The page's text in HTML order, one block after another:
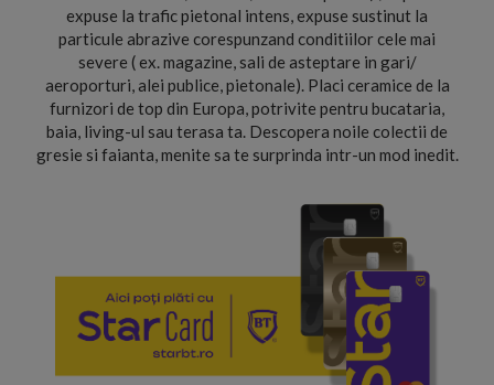
expuse la trafic pietonal intens, expuse sustinut la
particule abrazive corespunzand conditiilor cele mai
severe ( ex. magazine, sali de asteptare in gari/
aeroporturi, alei publice, pietonale). Placi ceramice de la
furnizori de top din Europa, potrivite pentru bucataria,
baia, living-ul sau terasa ta. Descopera noile colectii de
gresie si faianta, menite sa te surprinda intr-un mod inedit.